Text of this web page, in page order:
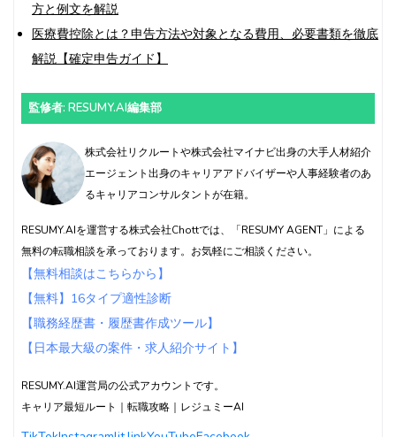
方と例文を解説
医療費控除とは？申告方法や対象となる費用、必要書類を徹底
解説【確定申告ガイド】
監修者: RESUMY.AI編集部
株式会社リクルートや株式会社マイナビ出身の大手人材紹介
エージェント出身のキャリアアドバイザーや人事経験者のあ
るキャリアコンサルタントが在籍。
RESUMY.AIを運営する株式会社Chottでは、「RESUMY AGENT」による
無料の転職相談を承っております。お気軽にご相談ください。
【無料相談はこちらから】
【無料】16タイプ適性診断
【職務経歴書・履歴書作成ツール】
【日本最大級の案件・求人紹介サイト】
RESUMY.AI運営局の公式アカウントです。
キャリア最短ルート｜転職攻略｜レジュミーAI